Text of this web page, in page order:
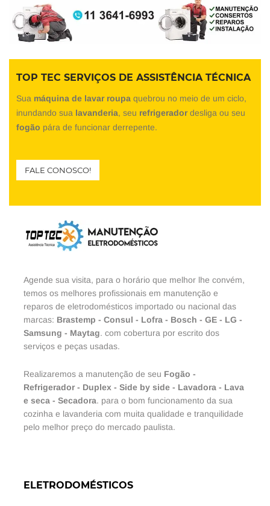
TOP TEC SERVIÇOS DE ASSISTÊNCIA TÉCNICA
Sua máquina de lavar roupa quebrou no meio de um ciclo,
inundando sua lavanderia, seu refrigeradordesliga ou seu
fogão pára de funcionar derrepente.
FALE CONOSCO!
Agende sua visita, para o horário que melhor lhe convém,
temos os melhores profissionais em manutenção e
reparos de eletrodomésticos importado ou nacional das
marcas: Brastemp - Consul - Lofra - Bosch - GE - LG -
Samsung - Maytag. com cobertura por escrito dos
serviços e peças usadas.
Realizaremos a manutenção de seu Fogão -
Refrigerador- Duplex - Side by side - Lavadora - Lava
e seca - Secadora. para o bom funcionamento da sua
cozinha e lavanderia com muita qualidade e tranquilidade
pelo melhor preço do mercado paulista.
ELETRODOMÉSTICOS